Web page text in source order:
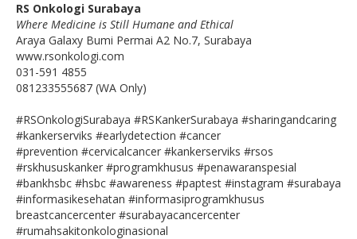
RS Onkologi Surabaya
Where Medicine is Still Humane and Ethical
Araya Galaxy Bumi Permai A2 No.7, Surabaya
www.rsonkologi.com
031-591 4855
081233555687 (WA Only)
#RSOnkologiSurabaya #RSKankerSurabaya #sharingandcaring
#kankerserviks #earlydetection #cancer
#prevention #cervicalcancer #kankerserviks #rsos
#rskhususkanker #programkhusus #penawaranspesial
#bankhsbc #hsbc #awareness #paptest #instagram #surabaya
#informasikesehatan #informasiprogramkhusus
breastcancercenter #surabayacancercenter
#rumahsakitonkologinasional